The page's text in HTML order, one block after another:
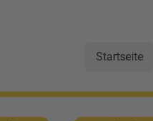
Startseite